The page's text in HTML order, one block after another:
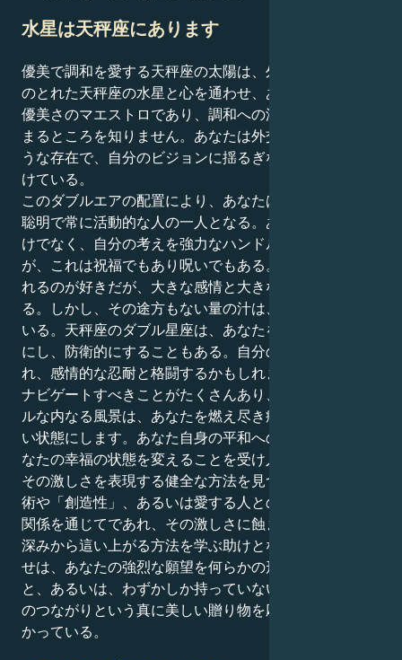
水星は天秤座にあります
優美で調和を愛する天秤座の太陽は、外交的でバランス
のとれた天秤座の水星と心を通わせ、あなたは社交的な
優美さのマエストロであり、調和への渇望は本当にとど
まるところを知りません。あなたは外交の深い井戸のよ
うな存在で、自分のビジョンに揺るぎない信念を持ち続
けている。
このダブルエアの配置により、あなたは星座全体で最も
聡明で常に活動的な人の一人となる。あなたは考えるだ
けでなく、自分の考えを強力なハンドルで行動に移す
が、これは祝福でもあり呪いでもある。あなたは注目さ
れるのが好きだが、大きな感情と大きな心を持ってい
る。しかし、その途方もない量の汁は、問題をも表して
いる。天秤座のダブル星座は、あなたを非常に優柔不断
にし、防衛的にすることもある。自分の感情に圧倒さ
れ、感情的な忍耐と格闘するかもしれません。世界には
ナビゲートすべきことがたくさんあり、あなたのパワフ
ルな内なる風景は、あなたを燃え尽き症候群に陥れやす
い状態にします。あなた自身の平和への道は、感情があ
なたの幸福の状態を変えることを受け入れることです。
その激しさを表現する健全な方法を見つけることが、芸
術や「創造性」、あるいは愛する人との深く信頼できる
関係を通じてであれ、その激しさに蝕まれることなく、
深みから這い上がる方法を学ぶ助けとなる。あなたの幸
せは、あなたの強烈な願望を何らかの形で解放するこ
と、あるいは、わずかしか持っていない、癒しと他者と
のつながりという真に美しい贈り物を応用することにか
かっている。